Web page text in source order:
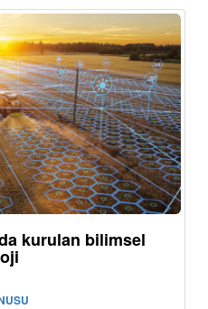
kurulan bilimsel